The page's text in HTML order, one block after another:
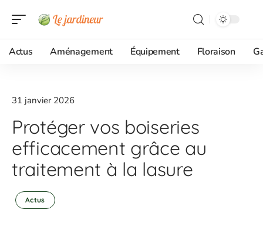
Actus Aménagement Équipement Floraison
31 janvier 2026
Protéger vos boiseries
efficacement grâce au
traitement à la lasure
Actus